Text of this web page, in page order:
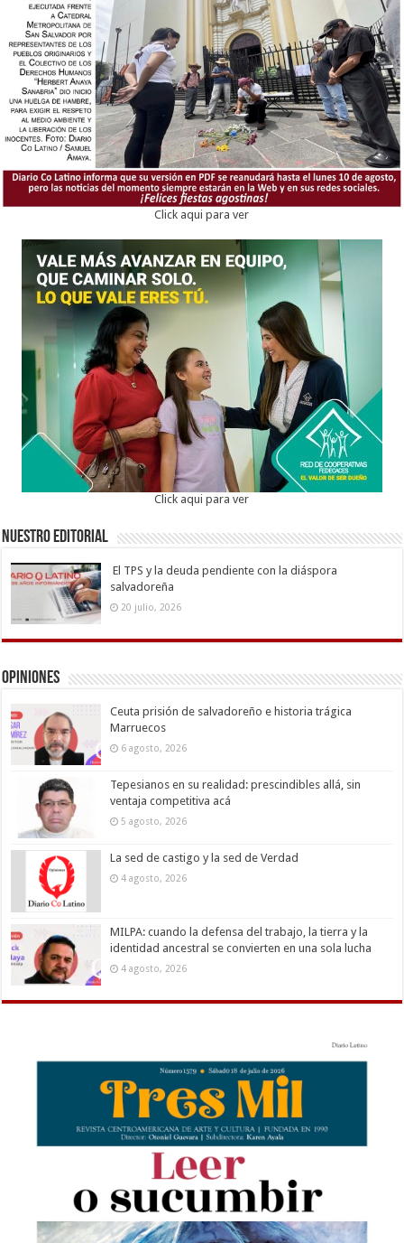
Click aqui para ver
Click aqui para ver
Nuestro Editorial
El TPS y la deuda pendiente con la diáspora
salvadoreña
20 julio, 2026
Opiniones
Ceuta prisión de salvadoreño e historia trágica
Marruecos
6 agosto, 2026
Tepesianos en su realidad: prescindibles allá, sin
ventaja competitiva acá
5 agosto, 2026
La sed de castigo y la sed de Verdad
4 agosto, 2026
MILPA: cuando la defensa del trabajo, la tierra y la
identidad ancestral se convierten en una sola lucha
4 agosto, 2026